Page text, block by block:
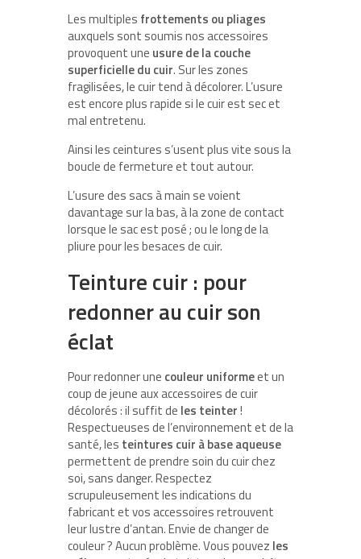
Les multiples frottements ou pliages
auxquels sont soumis nos accessoires
provoquent une usure de la couche
superficielle du cuir. Sur les zones
fragilisées, le cuir tend à décolorer. L’usure
est encore plus rapide si le cuir est sec et
mal entretenu.
Ainsi les ceintures s’usent plus vite sous la
boucle de fermeture et tout autour.
L’usure des sacs à main se voient
davantage sur la bas, à la zone de contact
lorsque le sac est posé ; ou le long de la
pliure pour les besaces de cuir.
Teinture cuir : pour
redonner au cuir son
éclat
Pour redonner une couleur uniformeet un
coup de jeune aux accessoires de cuir
décolorés : il suffit de les teinter!
Respectueuses de l’environnement et de la
santé, les teintures cuir à base aqueuse
permettent de prendre soin du cuir chez
soi, sans danger. Respectez
scrupuleusement les indications du
fabricant et vos accessoires retrouvent
leur lustre d’antan. Envie de changer de
couleur ? Aucun problème. Vous pouvez les